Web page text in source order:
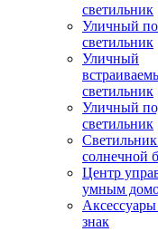
светильник
Уличный
светильник
Уличный
светильник
Уличный
светильник
солнечной
Центр
умным
знак